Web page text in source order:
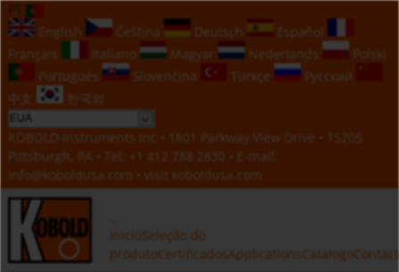
English
Čeština Deutsch
Español
Français
Italiano Magyar Nederlands
Polski
Português
Slovenčina Türkçe
Русский
中文
한국의
KOBOLD Instruments Inc • 1801 Parkway View Drive • 15205
Pittsburgh, PA • Tel:
+1 412 788 2830 • E-mail:
info@koboldusa.com • visit koboldusa.com
Inicio Seleção do
produtoCertificadosApplications Catálogo